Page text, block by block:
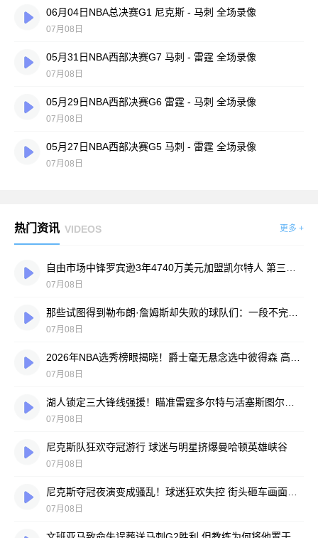
06月04日NBA总决赛G1 尼克斯 - 马刺 全场录像
07月08日
05月31日NBA西部决赛G7 马刺 - 雷霆 全场录像
07月08日
05月29日NBA西部决赛G6 雷霆 - 马刺 全场录像
07月08日
05月27日NBA西部决赛G5 马刺 - 雷霆 全场录像
07月08日
热门资讯 VIDEOS 更多 +
07月08日
07月08日
07月08日
07月08日
尼克斯队狂欢夺冠游行 球迷与明星挤爆曼哈顿英雄峡谷
07月08日
07月08日